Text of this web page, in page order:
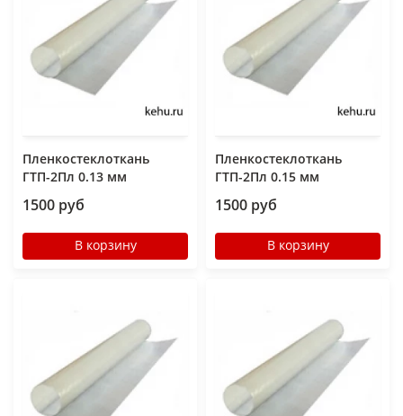
Пленкостеклоткань
ГТП-2Пл 0.13 мм
1500 руб
В корзину
Пленкостеклоткань
ГТП-2Пл 0.15 мм
1500 руб
В корзину